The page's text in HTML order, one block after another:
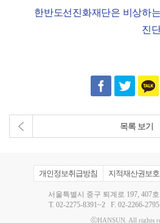
한반도선진화재단은 비상하
진
목록 보기
개인정보취급방침 지적재산권보호
서울특별시 중구 퇴계로 197, 407
T. 02-2275-8391~2F. 02-2266-2795
ⓒHANSUN. All rights